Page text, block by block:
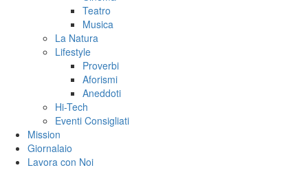
Teatro
Musica
La Natura
Lifestyle
Proverbi
Aforismi
Aneddoti
Hi-Tech
Eventi Consigliati
Mission
Giornalaio
Lavora con Noi